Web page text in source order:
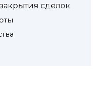
сделок